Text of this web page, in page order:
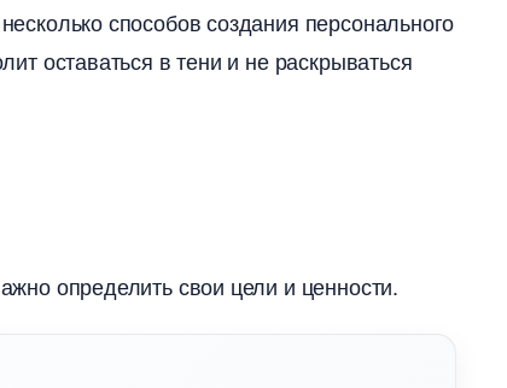
способов создания персонального
оставаться в тени и не раскрываться
определить свои цели и ценности.